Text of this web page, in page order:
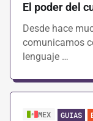
El poder del
Desde hace
comunicamos
lenguaje …
MEX GUIAS